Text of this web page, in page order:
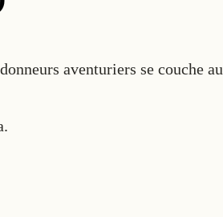
aventuriers se couche au